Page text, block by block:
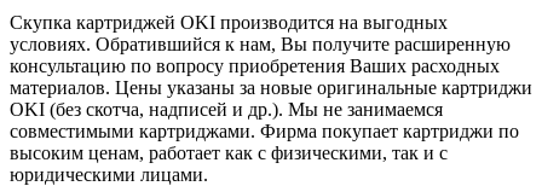
Скупка картриджей OKI производится на выгодных
условиях. Обратившийся к нам, Вы получите расширенную
консультацию по вопросу приобретения Ваших расходных
материалов. Цены указаны за новые оригинальные картриджи
OKI (без скотча, надписей и др.). Мы не занимаемся
совместимыми картриджами. Фирма покупает картриджи по
высоким ценам, работает как с физическими, так и с
юридическими лицами.